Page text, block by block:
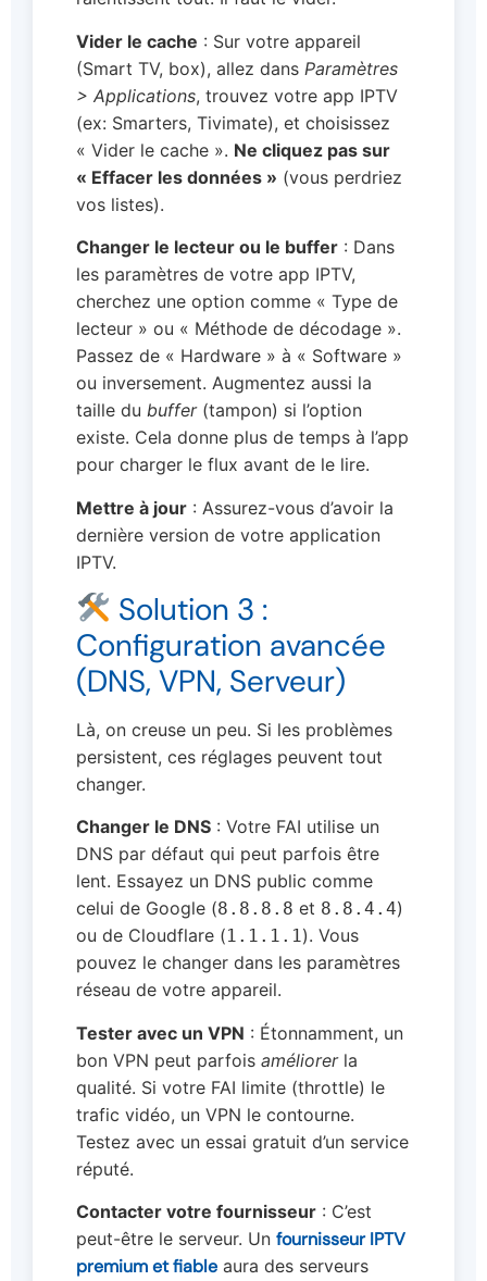
Vider le cache : Sur votre appareil
(Smart TV, box), allez dans Paramètres
> Applications, trouvez votre app IPTV
(ex: Smarters, Tivimate), et choisissez
« Vider le cache ». Ne cliquez pas sur
« Effacer les données » (vous perdriez
vos listes).
Changer le lecteur ou le buffer : Dans
les paramètres de votre app IPTV,
cherchez une option comme « Type de
lecteur » ou « Méthode de décodage ».
Passez de « Hardware » à « Software »
ou inversement. Augmentez aussi la
taille du buffer(tampon) si l’option
existe. Cela donne plus de temps à l’app
pour charger le flux avant de le lire.
Mettre à jour : Assurez-vous d’avoir la
dernière version de votre application
IPTV.
Solution 3 :
Configuration avancée
(DNS, VPN, Serveur)
Là, on creuse un peu. Si les problèmes
persistent, ces réglages peuvent tout
changer.
Changer le DNS : Votre FAI utilise un
DNS par défaut qui peut parfois être
lent. Essayez un DNS public comme
celui de Google (8.8.8.8 et 8.8.4.4)
ou de Cloudflare (1.1.1.1). Vous
pouvez le changer dans les paramètres
réseau de votre appareil.
Tester avec un VPN : Étonnamment, un
bon VPN peut parfois améliorerla
qualité. Si votre FAI limite (throttle) le
trafic vidéo, un VPN le contourne.
Testez avec un essai gratuit d’un service
réputé.
Contacter votre fournisseur : C’est
peut-être le serveur. Un fournisseur IPTV
premium et fiable aura des serveurs